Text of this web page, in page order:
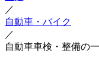
／
自動車・バイク
／
自動車車検・整備の